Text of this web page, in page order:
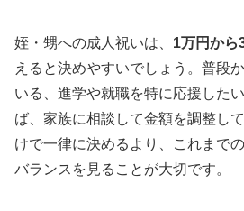
姪・甥への成人祝いは、 1万円から
えると決めやすいでしょう。普段
いる、進学や就職を特に応援した
ば、家族に相談して金額を調整し
けで一律に決めるより、これまで
バランスを見ることが大切です。